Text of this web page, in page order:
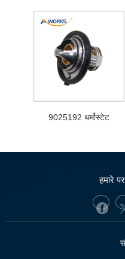
9025192 थर्मोस्टेट
हमारे